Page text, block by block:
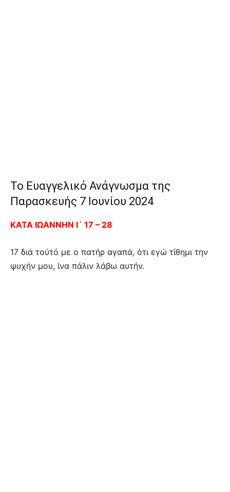
Το Ευαγγελικό Ανάγνωσμα της
Παρασκευής 7 Ιουνίου 2024
ΚΑΤΑ ΙΩΑΝΝΗΝ Ι´ 17 – 28
17 διά τούτό με ο πατήρ αγαπά, ότι εγώ τίθημι την
ψυχήν μου, ίνα πάλιν λάβω αυτήν.